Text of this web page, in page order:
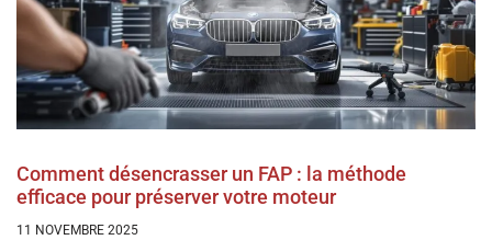
Comment désencrasser un FAP : la méthode
efficace pour préserver votre moteur
11 NOVEMBRE 2025